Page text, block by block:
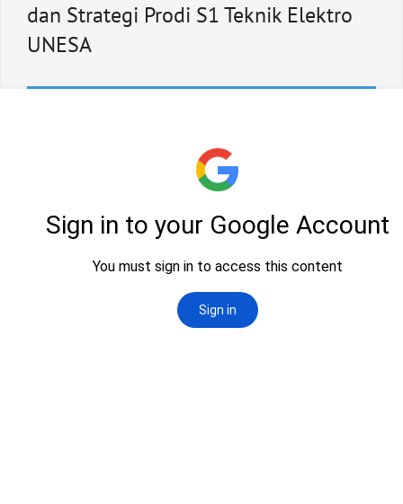
dan Strategi Prodi S1 Teknik Elektro
UNESA